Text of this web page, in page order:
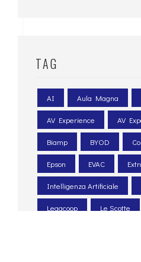
TAG
AI Aula Magna
AV Experience AV
Biamp BYOD
Epson EVAC
Intelligenza Artificiale
Legacoop Le Scotte